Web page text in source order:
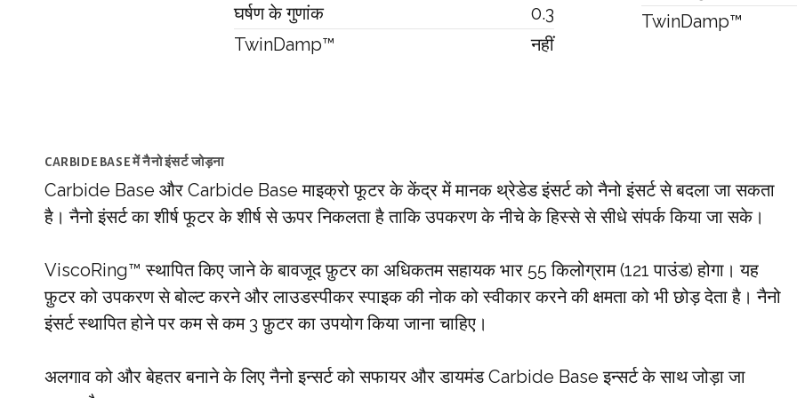
घर्षण के गुणांक
0.3
TwinDamp™
नहीं
TwinDamp™
CARBIDE BASE में नैनो इंसर्ट जोड़ना
Carbide Base और Carbide Base माइक्रो फूटर के केंद्र में मानक थ्रेडेड इंसर्ट को नैनो इंसर्ट से बदला जा सकता
है। नैनो इंसर्ट का शीर्ष फूटर के शीर्ष से ऊपर निकलता है ताकि उपकरण के नीचे के हिस्से से सीधे संपर्क किया जा सके।
ViscoRing™ स्थापित किए जाने के बावजूद फ़ुटर का अधिकतम सहायक भार 55 किलोग्राम (121 पाउंड) होगा। यह
फ़ुटर को उपकरण से बोल्ट करने और लाउडस्पीकर स्पाइक की नोक को स्वीकार करने की क्षमता को भी छोड़ देता है। नैनो
इंसर्ट स्थापित होने पर कम से कम 3 फ़ुटर का उपयोग किया जाना चाहिए।
अलगाव को और बेहतर बनाने के लिए नैनो इन्सर्ट को सफायर और डायमंड Carbide Base इन्सर्ट के साथ जोड़ा जा